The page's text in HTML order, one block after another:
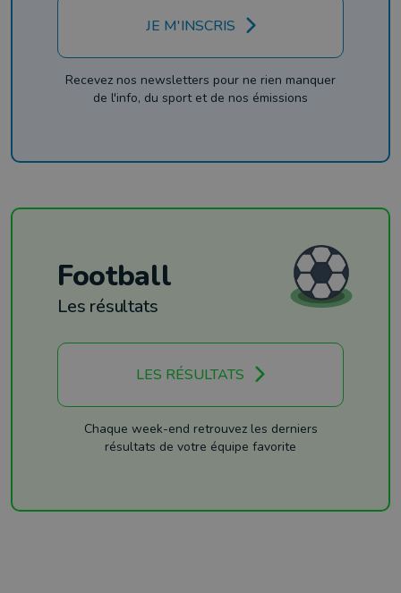
JE M'INSCRIS
Recevez nos newsletters pour ne rien manquer
de l'info, du sport et de nos émissions
Football
Les résultats
LES RÉSULTATS
Chaque week-end retrouvez les derniers
résultats de votre équipe favorite